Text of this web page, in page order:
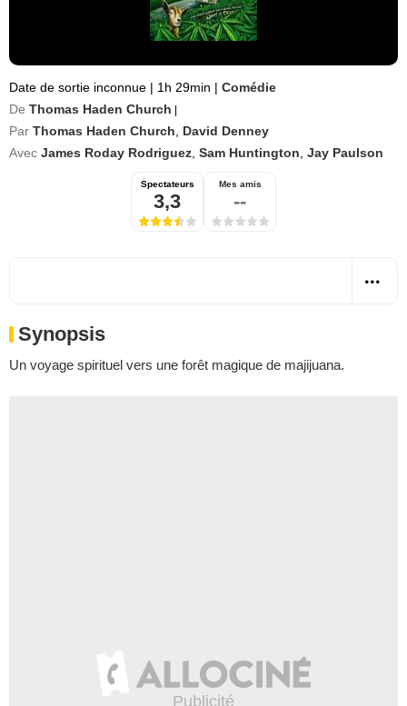
Date de sortie inconnue | 1h 29min | Comédie
De Thomas Haden Church
Par Thomas Haden Church
David Denney
Avec James Roday Rodriguez Sam Huntington Jay Paulson
Spectateurs
3,3
Mes amis
--
Synopsis
Un voyage spirituel vers une forêt magique de majijuana.